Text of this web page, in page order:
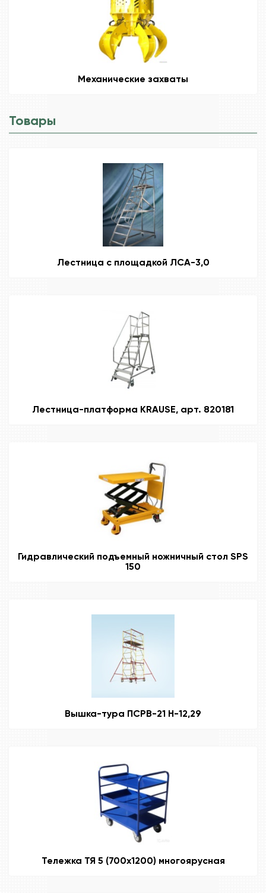
Механические захваты
Товары
Лестница с площадкой ЛСА-3,0
Лестница-платформа KRAUSE, арт. 820181
Гидравлический подъемный ножничный стол SPS
150
Вышка-тура ПСРВ-21 Н-12,29
Тележка ТЯ 5 (700х1200) многоярусная